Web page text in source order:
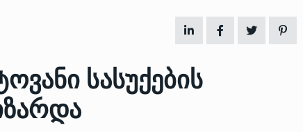
სასუქების
12 ᲠᲔᲒᲘᲝᲜᲔᲑᲘ